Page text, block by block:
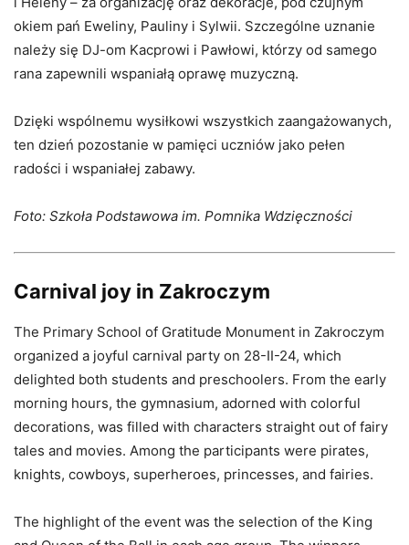
okiem pań Eweliny, Pauliny i Sylwii. Szczególne uznanie
należy się DJ-om Kacprowi i Pawłowi, którzy od samego
rana zapewnili wspaniałą oprawę muzyczną.
Dzięki wspólnemu wysiłkowi wszystkich zaangażowanych,
ten dzień pozostanie w pamięci uczniów jako pełen
radości i wspaniałej zabawy.
Foto: Szkoła Podstawowa im. Pomnika Wdzięczności
Carnival joy in Zakroczym
The Primary School of Gratitude Monument in Zakroczym
organized a joyful carnival party on 28-II-24, which
delighted both students and preschoolers. From the early
morning hours, the gymnasium, adorned with colorful
decorations, was filled with characters straight out of fairy
tales and movies. Among the participants were pirates,
knights, cowboys, superheroes, princesses, and fairies.
The highlight of the event was the selection of the King